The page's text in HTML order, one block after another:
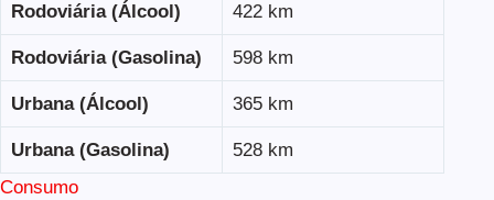
Rodoviária (Álcool) 422 km
Rodoviária (Gasolina) 598 km
Urbana (Álcool) 365 km
Urbana (Gasolina)
528 km
Consumo